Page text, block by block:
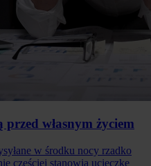
własnym życiem
w środku nocy rzadko
częściej stanowią ucieczkę